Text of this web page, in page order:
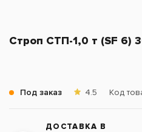
Строп СТП-1,0 т (SF 6)
Под заказ 4.5 Код
ДОСТАВКА В